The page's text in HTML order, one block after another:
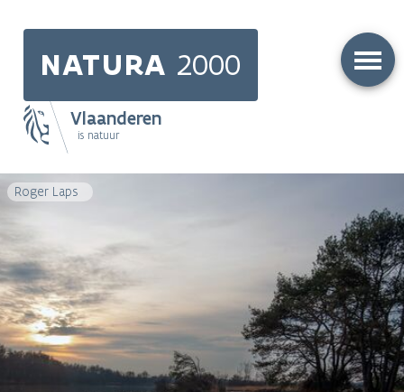
NATURA 2000
Vlaanderen
is natuur
Main
navigation
Roger Laps